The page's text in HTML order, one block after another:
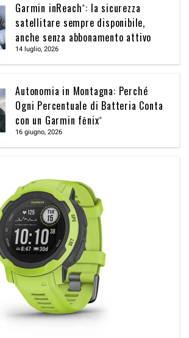
Garmin inReach®: la sicurezza
satellitare sempre disponibile,
anche senza abbonamento attivo
14 luglio, 2026
Autonomia in Montagna: Perché
Ogni Percentuale di Batteria Conta
con un Garmin fēnix®
16 giugno, 2026